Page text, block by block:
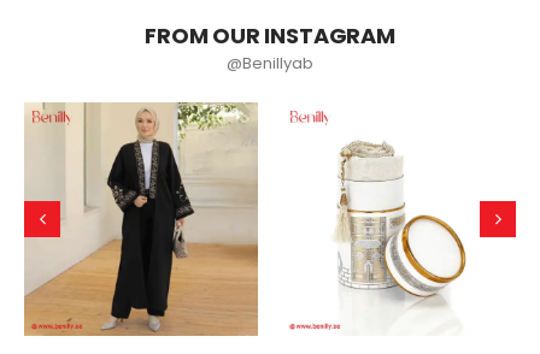
FROM OUR INSTAGRAM
@Benillyab